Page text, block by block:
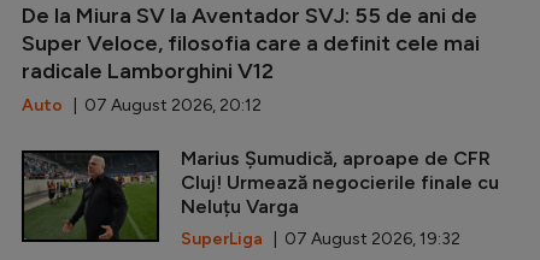
De la Miura SV la Aventador SVJ: 55 de ani de
Super Veloce, filosofia care a definit cele mai
radicale Lamborghini V12
Auto | 07 August 2026, 20:12
Marius Șumudică, aproape de CFR
Cluj! Urmează negocierile finale cu
Neluțu Varga
SuperLiga | 07 August 2026, 19:32